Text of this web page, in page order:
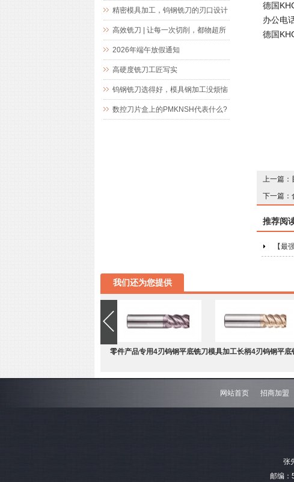
德国
办公电
德国
上一篇：
下一篇：
推荐阅
【最
精密键槽加工而生
精密模具加工，钨钢铣刀的刃口设计
究竟藏着什么玄机
高效铣刀 | 让每一次切削，都物超所
值
2026年端午放假通知
高硬度铣刀工匠写实
钨钢铣刀选得好，模具钢加工没烦恼
数控刀片盒上的PMKNSH代表什么?
我们还为您提供
零件产品专用4刃钨钢平底铣刀模具加工长柄4刃钨钢平底
网站首页 招商加盟
张
邮编：